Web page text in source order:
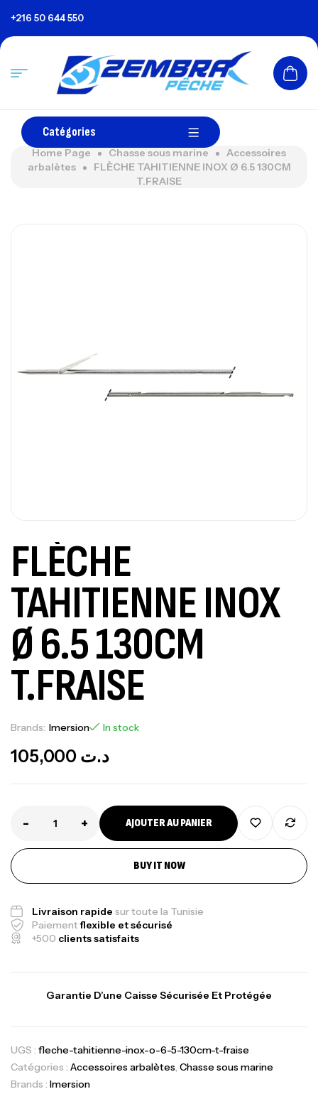
+216 50 644 550
Catégories
Home Page Chasse sous marine
Accessoires
arbalètes
FLÈCHE TAHITIENNE INOX Ø 6.5 130CM
T.FRAISE
FLÈCHE
TAHITIENNE INOX
Ø 6.5 130CM
T.FRAISE
Brands: Imersion In stock
د.ت
- + AJOUTER AU PANIER
BUY IT NOW
Livraison rapide sur toute la Tunisie
Paiementflexible et sécurisé
+500 clients satisfaits
Garantie D’une Caisse Sécurisée Et Protégée
UGS : fleche-tahitienne-inox-o-6-5-130cm-t-fraise
Catégories : Accessoires arbalètes, Chasse sous marine
Brands : Imersion
Canne Jigging Sunset Massive Attack